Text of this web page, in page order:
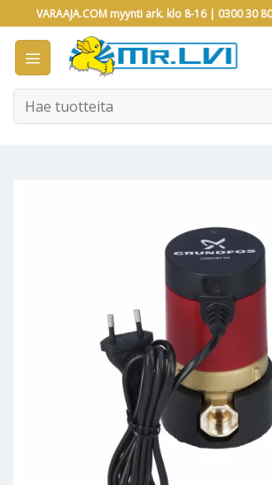
to
content
VARAAJA.COM myynti ark. klo 8-16 | 0300 30
Etsi: